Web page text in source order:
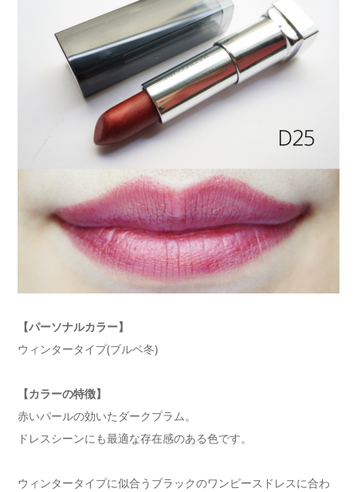
【パーソナルカラー】
ウィンタータイプ(ブルベ冬)
【カラーの特徴】
赤いパールの効いたダークプラム。
ドレスシーンにも最適な存在感のある色です。
ウィンタータイプに似合うブラックのワンピースドレスに合わ